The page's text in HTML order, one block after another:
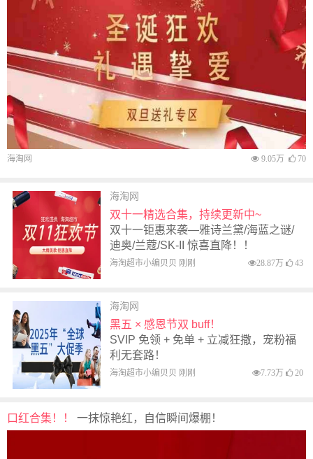
海淘网 9.05万 70
海淘网
双十一精选合集，持续更新中~
双十一钜惠来袭—雅诗兰黛/海蓝之谜/
迪奥/兰蔻/SK-II 惊喜直降！！
海淘超市小编贝贝 刚刚 28.87万 43
海淘网
黑五 × 感恩节双 buff！
SVIP 免领 + 免单 + 立减狂撒，宠粉福
利无套路！
海淘超市小编贝贝 刚刚 7.73万 20
口红合集！！ 一抹惊艳红，自信瞬间爆棚！